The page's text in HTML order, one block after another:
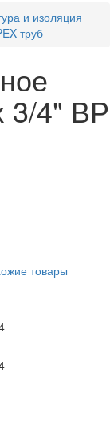
и изоляция
труб
3/4" ВР
товары